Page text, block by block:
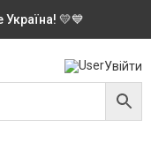
💛💙
Увійти